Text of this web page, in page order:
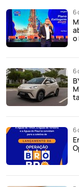
6
o
6
6